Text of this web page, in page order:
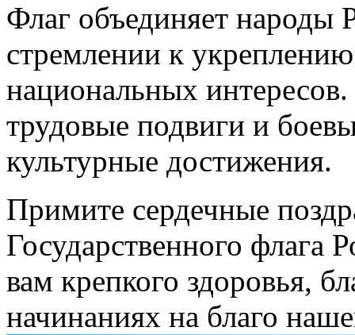
Флаг объединяет народы
стремлении к
национальных
трудовые подвиги и
культурные достижения.
Примите сердечные
Государственного
вам крепкого здоровья,
начинаниях на благо